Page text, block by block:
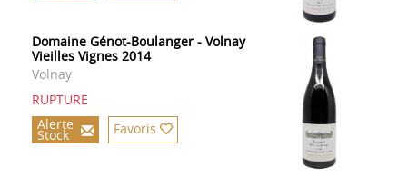
Domaine Génot-Boulanger - Volnay
Vieilles Vignes 2014
Volnay
RUPTURE
Alerte
Stock Favoris